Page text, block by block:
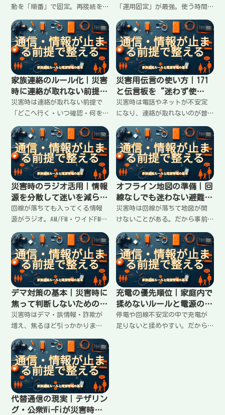
動を「順番」で固定。再接続を
家族へ通る短文テンプレ、情報
源の切り替え、やらない方がい
い行動まで。通信が止まる前提
で最短で回す。
「運用固定」が最強。使う時間
と通知を絞る、寒さで電池が落
ちる対策、充電の無駄を消すコ
ツまで。家族で揉めないための
土台も作れます。
家族連絡のルール化｜災害
時に連絡が取れない前提で
決める最小セット
災害時は連絡が取れない前提で
「どこへ行く・いつ確認・何を
ます。集合場所の決め方、短文
テンプレ、安否確認の順番、子
どもがいる場合のルールまで、
家庭でそのまま使える形で整
理。
災害用伝言の使い方｜171
と伝言板を“迷わず使
う”ための家族ルール
災害時は電話やネットが不安定
になり、連絡が取れないのが普
社の災害用伝言板を、当日迷わ
ず使うための「家族のキー（番
号）」「短文テンプレ」「使う
順番」を固定して整理します。
災害時のラジオ活用｜情報
源を分散して迷いを減らす
聞き方と準備
回線が落ちても入ってくる情報
源がラジオ。AM/FM・ワイドFM・
で、持ち方の選び方と運用のコ
ツを整理。聞く時間を固定し、
必要な情報だけ拾って不安を増
やさない使い方をまとめまし
た。
オフライン地図の準備｜回
線なしでも迷わない避難ル
ートの作り方
災害時は回線が落ちて地図が開
けないことがある。だから事前
「避難所・給水・病院・家族の
集合」を保存しておくのが強
い。保存の手順、メモの残し
方、紙地図の保険まで実用的に
整理。
デマ対策の基本｜災害時に
焦って判断しないための確
認ルール
災害時はデマ・誤情報・詐欺が
増え、焦るほど引っかかりま
確認手順、信頼できる情報源の
持ち方、家族で揉めない判断ル
ール、拡散しないコツまで、最
小で回る形に整理します。
充電の優先順位｜家庭内で
揉めないルールと電源の使
い分け
停電や回線不安定の中で充電が
足りないと揉めやすい。だから
代替通信の現実｜テザリン
グ・公衆Wi-Fiが災害時に